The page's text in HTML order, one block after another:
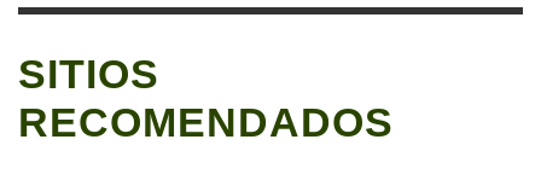
SITIOS
RECOMENDADOS